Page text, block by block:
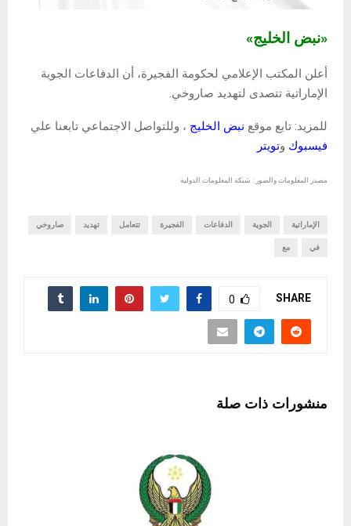
«نبض الخليج»
أعلن المكتب الإعلامي لحكومة الفجيرة، أن الدفاعات الجوية
الإماراتية تتصدى لتهديد صاروخي.
للمزيد: تابع موقع نبض الخليج ، وللتواصل الاجتماعي تابعنا علي
فيسبوك وتويتر
مصدر المعلومات والصور : شبكة المعلومات الدولية
الإماراتية الجوية الدفاعات الفجيرة تتعامل تهديد صاروخي
في مع
SHARE
0
منشورات ذات صلة